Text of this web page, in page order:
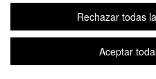
Rechazar todas
Aceptar